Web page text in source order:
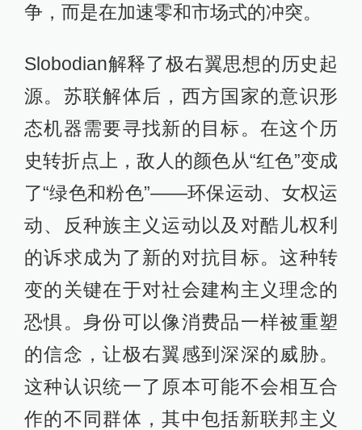
争，而是在加速零和市场式的冲突。
Slobodian解释了极右翼思想的历史起
源。苏联解体后，西方国家的意识形
态机器需要寻找新的目标。在这个历
史转折点上，敌人的颜色从“红色”变成
了“绿色和粉色”——环保运动、女权运
动、反种族主义运动以及对酷儿权利
的诉求成为了新的对抗目标。这种转
变的关键在于对社会建构主义理念的
恐惧。身份可以像消费品一样被重塑
的信念，让极右翼感到深深的威胁。
这种认识统一了原本可能不会相互合
作的不同群体，其中包括新联邦主义